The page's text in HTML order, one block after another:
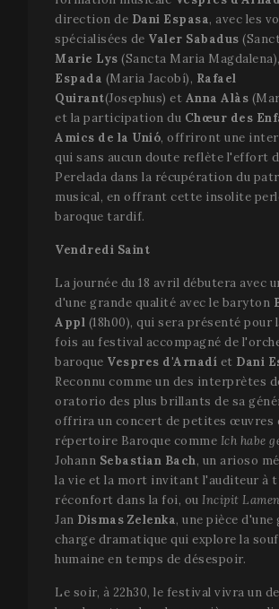
direction de Dani Espasa, avec les
spécialisées de Valer Sabadus
Marie Lys (Sancta Maria Magdalena),
Espada (Maria Jacobí), Rafael
Quirant(Josephus) et Anna Alàs
et la participation du Chœur des
Amics de la Unió, offriront une
qui sans aucun doute reflète l'effort
Perelada dans la récupération du
musical, en offrant cette insolite
baroque tardif.
Vendredi Saint
La journée du 18 avril débutera avec
d'une grande qualité avec le baryton
Appl (18h00), qui sera présenté pour
fois au festival accompagné de
baroque Vespres d'Arnadí et Dani
Reconnu comme un des interprètes
oratorio des plus brillants de sa
offrira un concert de petites œuvres
répertoire Baroque comme Ich habe
Johann Sebastian Bach, un arioso
la vie et la mort invitant l'auditeur à
réconfort dans la foi, ou Incipit
Jan Dismas Zelenka, une pièce d'une
charge dramatique qui explore la
humaine en temps de désespoir.
Le soir, à 22h30, le festival vivra un